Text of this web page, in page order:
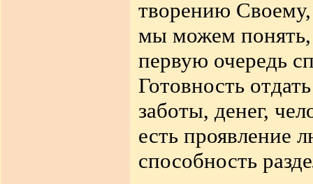
творению
мы можем понять,
первую очередь
Готовность
заботы, денег,
есть проявление
способность